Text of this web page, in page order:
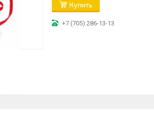
Купить
+7 (705) 286-13-13